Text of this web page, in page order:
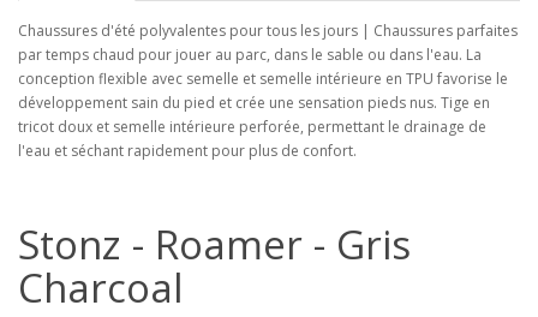
Chaussures d'été polyvalentes pour tous les jours | Chaussures parfaites
par temps chaud pour jouer au parc, dans le sable ou dans l'eau. La
conception flexible avec semelle et semelle intérieure en TPU favorise le
développement sain du pied et crée une sensation pieds nus. Tige en
tricot doux et semelle intérieure perforée, permettant le drainage de
l'eau et séchant rapidement pour plus de confort.
Stonz - Roamer - Gris
Charcoal